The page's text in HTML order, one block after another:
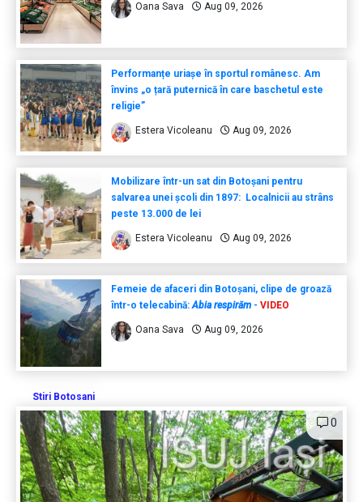
Oana Sava Aug 09, 2026
Performanțe uriașe în sportul românesc. Am
învins „o țară puternică în care baschetul este
religie”
Estera Vicoleanu Aug 09, 2026
Mobilizare într-un sat din Botoșani pentru
salvarea unei școli din 1897: Localnicii au strâns
peste 13.000 de lei
Estera Vicoleanu Aug 09, 2026
Femeie de afaceri din Botoșani, clipe de groază
într-o telecabină:Abia respirăm - VIDEO
Oana Sava Aug 09, 2026
Stiri Botosani
0